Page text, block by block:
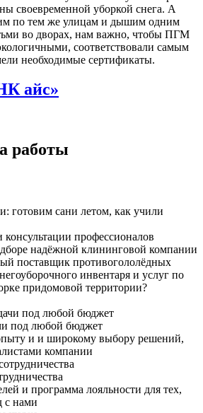
своевременной уборкой снега. А
по тем же улицам и дышим одним
во дворах, нам важно, чтобы ПГМ
соответствовали самым
необходимые сертификаты.
айс»
работы
готовим сани летом, как учили
профессионалов
надёжной клининговой компании
поставщик противогололёдных
инвентаря и услуг по
придомовой территории?
под любой бюджет
и и широкому выбору решений,
компании
и программа лояльности для тех,
с нами